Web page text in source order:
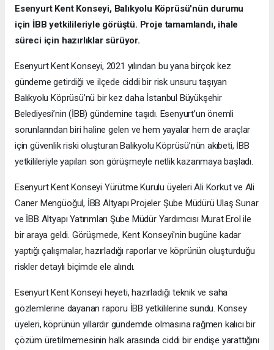
Esenyurt Kent Konseyi, Balıkyolu Köprüsü'nün durumu
için İBB yetkilileriyle görüştü. Proje tamamlandı, ihale
süreci için hazırlıklar sürüyor.
Esenyurt Kent Konseyi, 2021 yılından bu yana birçok kez
gündeme getirdiği ve ilçede ciddi bir risk unsuru taşıyan
Balıkyolu Köprüsü’nü bir kez daha İstanbul Büyükşehir
Belediyesi’nin (İBB) gündemine taşıdı. Esenyurt’un önemli
sorunlarından biri haline gelen ve hem yayalar hem de araçlar
için güvenlik riski oluşturan Balıkyolu Köprüsü’nün akıbeti, İBB
yetkilileriyle yapılan son görüşmeyle netlik kazanmaya başladı.
Esenyurt Kent Konseyi Yürütme Kurulu üyeleri Ali Korkut ve Ali
Caner Mengüoğul, İBB Altyapı Projeler Şube Müdürü Ulaş Sunar
ve İBB Altyapı Yatırımları Şube Müdür Yardımcısı Murat Erol ile
bir araya geldi. Görüşmede, Kent Konseyi'nin bugüne kadar
yaptığı çalışmalar, hazırladığı raporlar ve köprünün oluşturduğu
riskler detaylı biçimde ele alındı.
Esenyurt Kent Konseyi heyeti, hazırladığı teknik ve saha
gözlemlerine dayanan raporu İBB yetkililerine sundu. Konsey
üyeleri, köprünün yıllardır gündemde olmasına rağmen kalıcı bir
çözüm üretilmemesinin halk arasında ciddi bir endişe yarattığını